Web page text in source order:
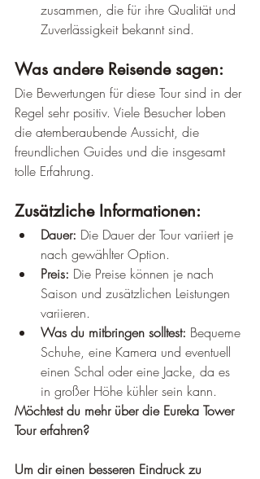
zusammen, die für ihre Qualität und
Zuverlässigkeit bekannt sind.
Was andere Reisende sagen:
Die Bewertungen für diese Tour sind in der
Regel sehr positiv. Viele Besucher loben
die atemberaubende Aussicht, die
freundlichen Guides und die insgesamt
tolle Erfahrung.
Zusätzliche Informationen:
Dauer: Die Dauer der Tour variiert je
nach gewählter Option.
Preis: Die Preise können je nach
Saison und zusätzlichen Leistungen
variieren.
Was du mitbringen solltest: Bequeme
Schuhe, eine Kamera und eventuell
einen Schal oder eine Jacke, da es
in großer Höhe kühler sein kann.
Möchtest du mehr über die Eureka Tower
Tour erfahren?
Um dir einen besseren Eindruck zu